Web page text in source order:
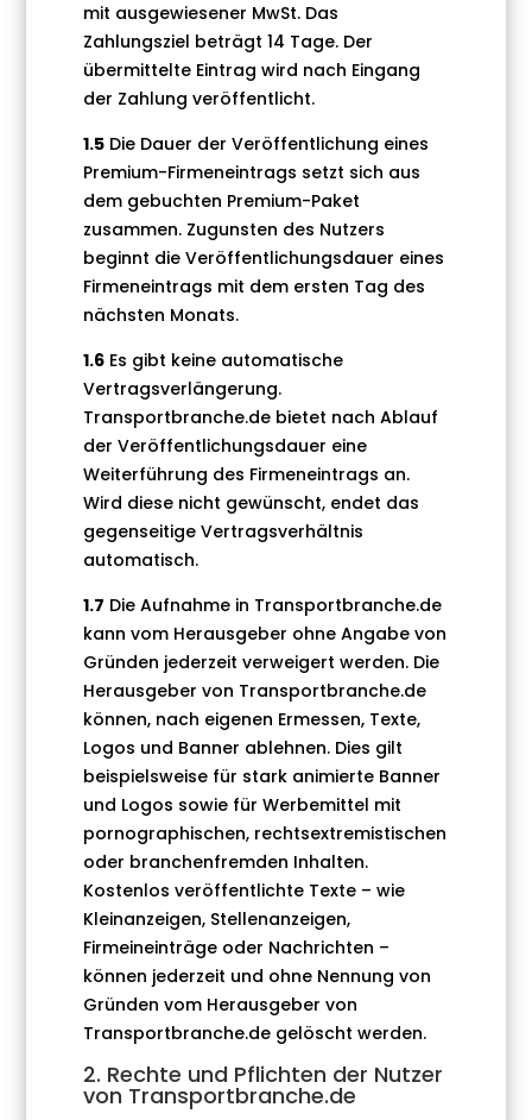
mit ausgewiesener MwSt. Das
Zahlungsziel beträgt 14 Tage. Der
übermittelte Eintrag wird nach Eingang
der Zahlung veröffentlicht.
1.5 Die Dauer der Veröffentlichung eines
Premium-Firmeneintrags setzt sich aus
dem gebuchten Premium-Paket
zusammen. Zugunsten des Nutzers
beginnt die Veröffentlichungsdauer eines
Firmeneintrags mit dem ersten Tag des
nächsten Monats.
1.6 Es gibt keine automatische
Vertragsverlängerung.
Transportbranche.de bietet nach Ablauf
der Veröffentlichungsdauer eine
Weiterführung des Firmeneintrags an.
Wird diese nicht gewünscht, endet das
gegenseitige Vertragsverhältnis
automatisch.
1.7 Die Aufnahme in Transportbranche.de
kann vom Herausgeber ohne Angabe von
Gründen jederzeit verweigert werden. Die
Herausgeber von Transportbranche.de
können, nach eigenen Ermessen, Texte,
Logos und Banner ablehnen. Dies gilt
beispielsweise für stark animierte Banner
und Logos sowie für Werbemittel mit
pornographischen, rechtsextremistischen
oder branchenfremden Inhalten.
Kostenlos veröffentlichte Texte – wie
Kleinanzeigen, Stellenanzeigen,
Firmeineinträge oder Nachrichten –
können jederzeit und ohne Nennung von
Gründen vom Herausgeber von
Transportbranche.de gelöscht werden.
2. Rechte und Pflichten der Nutzer
von Transportbranche.de